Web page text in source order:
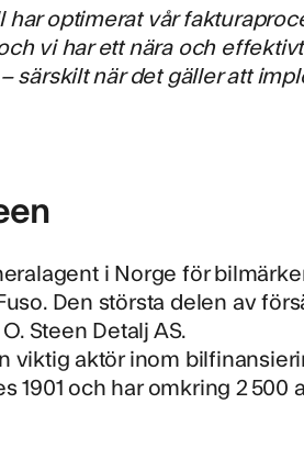
har optimerat vår
vi har ett nära och
särskilt när det gäller att
i Norge för
Den största delen av
Steen Detalj AS.
viktig aktör inom
1901 och har omkring 2